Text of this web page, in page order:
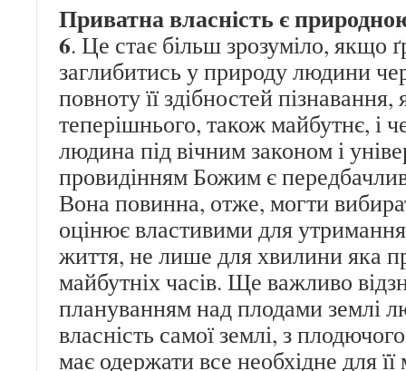
Приватна власність є
6. Це стає більш зрозуміло, якщо
заглибитись у природу людини
повноту її здібностей
теперішнього, також майбутнє, і
людина під вічним законом і
провидінням Божим є
Вона повинна, отже, могти
оцінює властивими для
життя, не лише для хвилини яка
майбутніх часів. Ще важливо
плануванням над плодами землі
власність самої землі, з
має одержати все необхідне для